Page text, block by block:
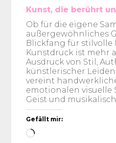
Kunst, die berührt
Ob für die eigene
außergewöhnliches
Blickfang für stilvolle
Kunstdruck ist mehr
Ausdruck von Stil,
künstlerischer
vereint
emotionalen visuelle
Geist und
Gefällt mir:
Wird